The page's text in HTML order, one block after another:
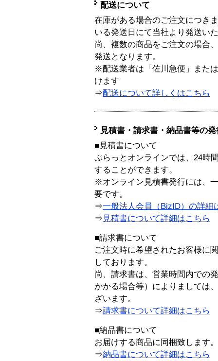
配送について
在庫がある場合のご注文につき
いる発送日にて当社より発送い
尚、複数の商品をご注文の場合
発送となります。
※配送業者は「佐川急便」また
けます
⇒配送について詳しくはこちら
見積書・請求書・納品書等の
■見積書について
ぷらっとオンラインでは、24時
することができます。
※オンライン見積書発行には、
要です。
⇒一般法人会員（BizID）の詳細
⇒ 見積書について詳細はこちら
■請求書について
ご注文時に希望されたお客様に
しております。
尚、請求書は、営業時間内での
かかる場合等）によりましては
ざいます。
⇒請求書について詳細はこちら
■納品書について
お届けする商品に同梱致します。
⇒納品書について詳細はこちら